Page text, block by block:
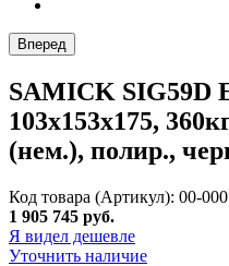
Вперед
SAMICK SIG59D
103x153x175,
(нем.), полир.,
Код товара (Артикул): 00-
1 905 745 руб.
Я видел дешевле
Уточнить наличие